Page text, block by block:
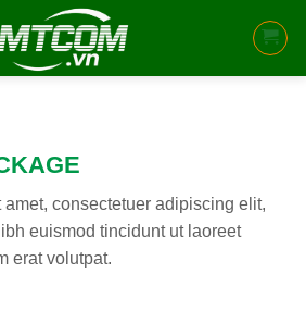
amet, consectetuer adipiscing elit,
euismod tincidunt ut laoreet
erat volutpat.